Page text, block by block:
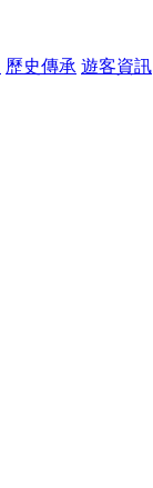
歷史傳承 遊客資訊